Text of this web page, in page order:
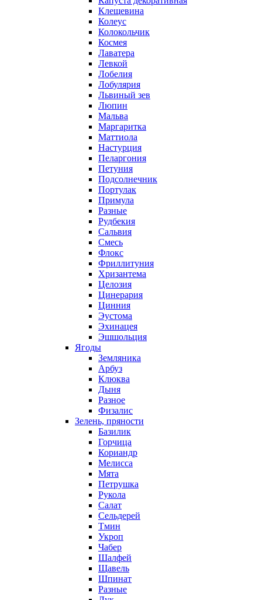
Клещевина
Колеус
Колокольчик
Космея
Лаватера
Левкой
Лобелия
Лобулярия
Львиный зев
Люпин
Мальва
Маргаритка
Маттиола
Настурция
Пеларгония
Петуния
Подсолнечник
Портулак
Примула
Разные
Рудбекия
Сальвия
Смесь
Флокс
Фриллитуния
Хризантема
Целозия
Цинерария
Цинния
Эустома
Эхинацея
Эшшольция
Ягоды
Земляника
Арбуз
Клюква
Дыня
Разное
Физалис
Зелень, пряности
Базилик
Горчица
Кориандр
Мелисса
Мята
Петрушка
Рукола
Салат
Сельдерей
Тмин
Укроп
Чабер
Шалфей
Щавель
Шпинат
Разные